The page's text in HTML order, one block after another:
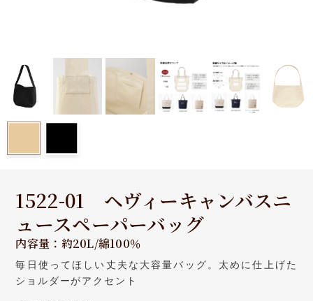
1522-01 ヘヴィーキャンバスニ
ュースペーパーバッグ
内容量：約20L/綿100％
毎日使ってほしい丈夫な大容量バッグ。太めに仕上げた
ショルダーがアクセント